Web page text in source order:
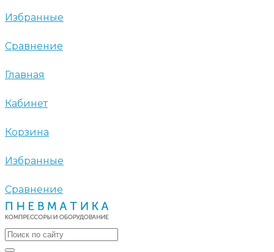
Избранные
Сравнение
Главная
Кабинет
Корзина
Избранные
Сравнение